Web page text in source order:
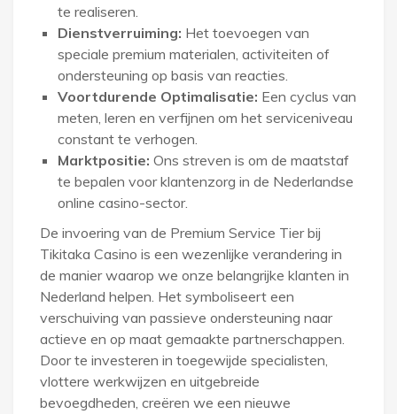
te realiseren.
Dienstverruiming: Het toevoegen van
speciale premium materialen, activiteiten of
ondersteuning op basis van reacties.
Voortdurende Optimalisatie: Een cyclus van
meten, leren en verfijnen om het serviceniveau
constant te verhogen.
Marktpositie: Ons streven is om de maatstaf
te bepalen voor klantenzorg in de Nederlandse
online casino-sector.
De invoering van de Premium Service Tier bij
Tikitaka Casino is een wezenlijke verandering in
de manier waarop we onze belangrijke klanten in
Nederland helpen. Het symboliseert een
verschuiving van passieve ondersteuning naar
actieve en op maat gemaakte partnerschappen.
Door te investeren in toegewijde specialisten,
vlottere werkwijzen en uitgebreide
bevoegdheden, creëren we een nieuwe